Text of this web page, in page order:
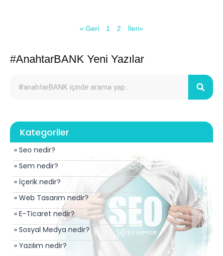
« Geri 1 2 İleri»
#AnahtarBANK Yeni Yazılar
Kategoriler
» Seo nedir?
» Sem nedir?
» İçerik nedir?
» Web Tasarım nedir?
» E-Ticaret nedir?
» Sosyal Medya nedir?
» Yazılım nedir?